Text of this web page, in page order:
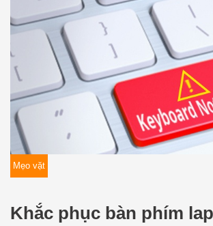
Mẹo vặt
Khắc phục bàn phím